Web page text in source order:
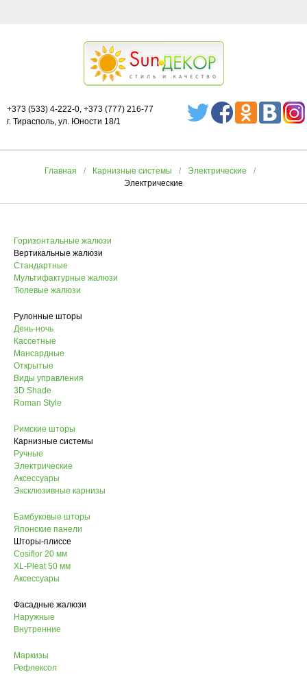
+373 (533) 4-222-0, +373 (777) 216-77
г. Тирасполь, ул. Юности 18/1
Главная Карнизные системы
Электрические
Электрические
Горизонтальные жалюзи
Вертикальные жалюзи
Стандартные
Мультифактурные жалюзи
Тюлевые жалюзи
Рулонные шторы
День-ночь
Кассетные
Мансардные
Открытые
Виды управления
3D Shade
Roman Style
Римские шторы
Карнизные системы
Ручные
Электрические
Аксессуары
Эксклюзивные карнизы
Бамбуковые шторы
Японские панели
Шторы-плиссе
Cosiflor 20 мм
XL-Pleat 50 мм
Аксессуары
Фасадные жалюзи
Наружные
Внутренние
Маркизы
Рефлексол